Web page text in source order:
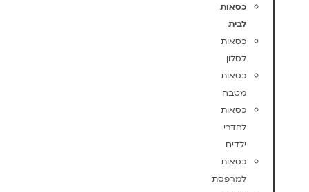
כסאות
לבית
כסאות
לסלון
כסאות
מטבח
כסאות
לחדרי
ילדים
כסאות
למרפסת